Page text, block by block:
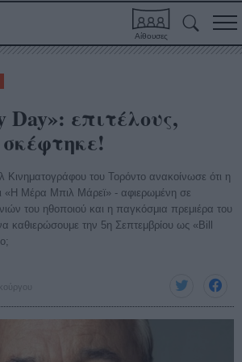
Αίθουσες
επιτέλους,
Κινηματογράφου του Τορόντο ανακοίνωσε ότι η
«Η Μέρα Μπιλ Μάρεϊ» - αφιερωμένη σε
του ηθοποιού και η παγκόσμια πρεμιέρα του
την 5η Σεπτεμβρίου ως «Bill